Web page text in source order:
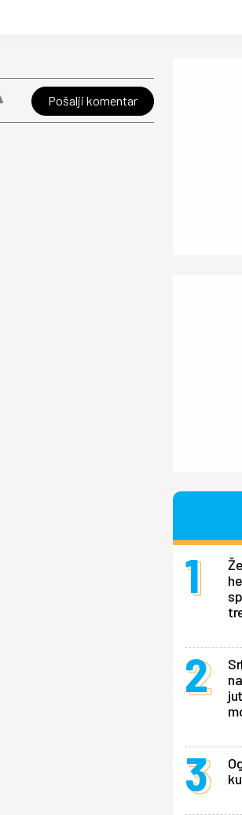
Pošalji komentar